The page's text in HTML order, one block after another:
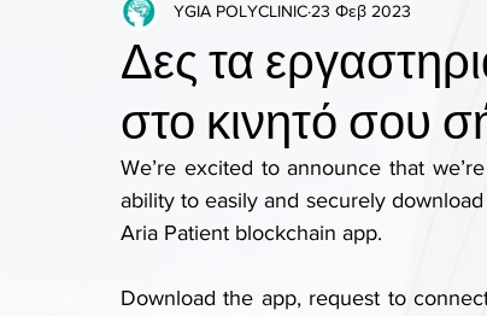
Δες τα
στο κινητό σου
YGIA POLYCLINIC23 Φεβ 2023
We’re excited to announce that
ability to easily and securely
Aria Patient blockchain app.
Download the app, request to